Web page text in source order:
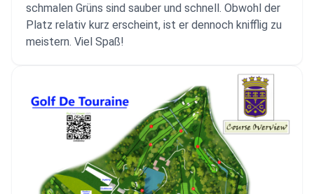
schmalen Grüns sind sauber und schnell. Obwohl der
Platz relativ kurz erscheint, ist er dennoch knifflig zu
meistern. Viel Spaß!